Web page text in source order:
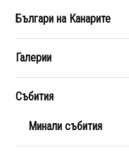
Българи на Канарите
Галерии
Събития
Минали събития